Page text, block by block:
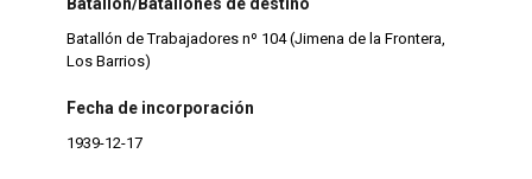
Batallón de Trabajadores nº 104 (Jimena de la Frontera,
Los Barrios)
Fecha de incorporación
1939-12-17